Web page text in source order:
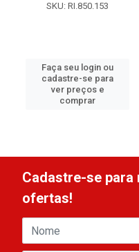
SKU: RI.850.153
Faça seu login ou
cadastre-se para
ver preços e
comprar
Cadastre-se para
ofertas!